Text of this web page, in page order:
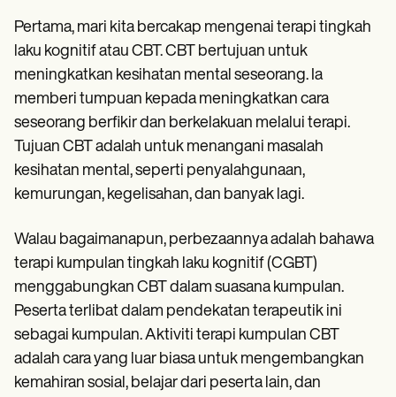
Pertama, mari kita bercakap mengenai terapi tingkah
laku kognitif atau CBT. CBT bertujuan untuk
meningkatkan kesihatan mental seseorang. Ia
memberi tumpuan kepada meningkatkan cara
seseorang berfikir dan berkelakuan melalui terapi.
Tujuan CBT adalah untuk menangani masalah
kesihatan mental, seperti penyalahgunaan,
kemurungan, kegelisahan, dan banyak lagi.
Walau bagaimanapun, perbezaannya adalah bahawa
terapi kumpulan tingkah laku kognitif (CGBT)
menggabungkan CBT dalam suasana kumpulan.
Peserta terlibat dalam pendekatan terapeutik ini
sebagai kumpulan. Aktiviti terapi kumpulan CBT
adalah cara yang luar biasa untuk mengembangkan
kemahiran sosial, belajar dari peserta lain, dan